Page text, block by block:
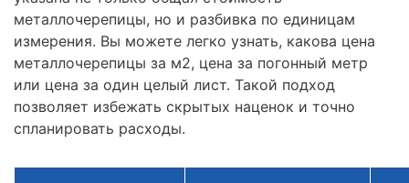
металлочерепицы, но и разбивка по единицам
измерения. Вы можете легко узнать, какова цена
металлочерепицы за м2, цена за погонный метр
или цена за один целый лист. Такой подход
позволяет избежать скрытых наценок и точно
спланировать расходы.